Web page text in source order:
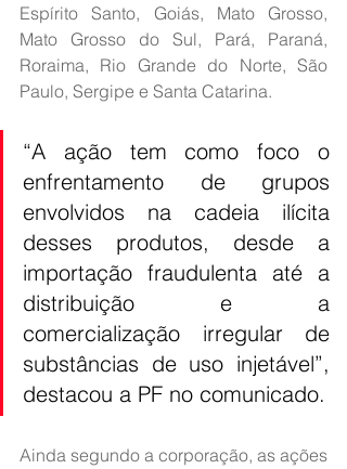
Espírito Santo, Goiás, Mato Grosso,
Mato Grosso do Sul, Pará, Paraná,
Roraima, Rio Grande do Norte, São
Paulo, Sergipe e Santa Catarina.
“A ação tem como foco o
enfrentamento de grupos
envolvidos na cadeia ilícita
desses produtos, desde a
importação fraudulenta até a
distribuição e a
comercialização irregular de
substâncias de uso injetável”,
destacou a PF no comunicado.
Ainda segundo a corporação, as ações